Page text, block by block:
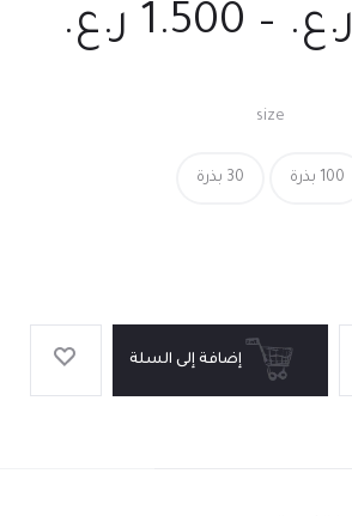
ر.ع. –
1.500 ر.ع.
size
100 بذرة 30 بذرة